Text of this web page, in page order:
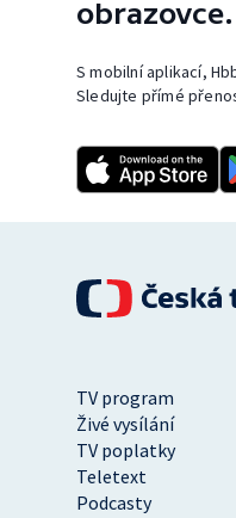
obrazovce.
S mobilní aplikací,
Sledujte přímé
TV program
Živé vysílání
TV poplatky
Teletext
Podcasty